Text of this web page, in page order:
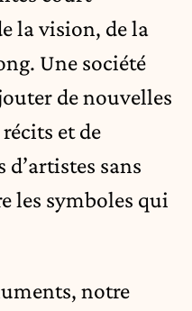
la vision, de la
Une société
de nouvelles
et de
sans
les symboles qui
notre